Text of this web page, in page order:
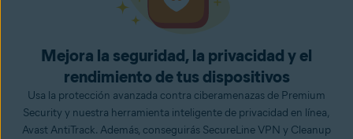
Mejora la seguridad, la privacidad y el
rendimiento de tus dispositivos
Usa la protección avanzada contra ciberamenazas de Premium
Security y nuestra herramienta inteligente de privacidad en línea,
Avast AntiTrack. Además, conseguirás SecureLine VPN y Cleanup